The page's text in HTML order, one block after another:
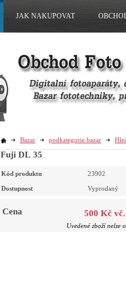
Bazar podkategorie bazar
Fuji DL 35
Kód produktu 23902
Dostupnost Vyprodaný
Cena 500 Kč
Uvedené zboží nelze
JAK NAKUPOVAT